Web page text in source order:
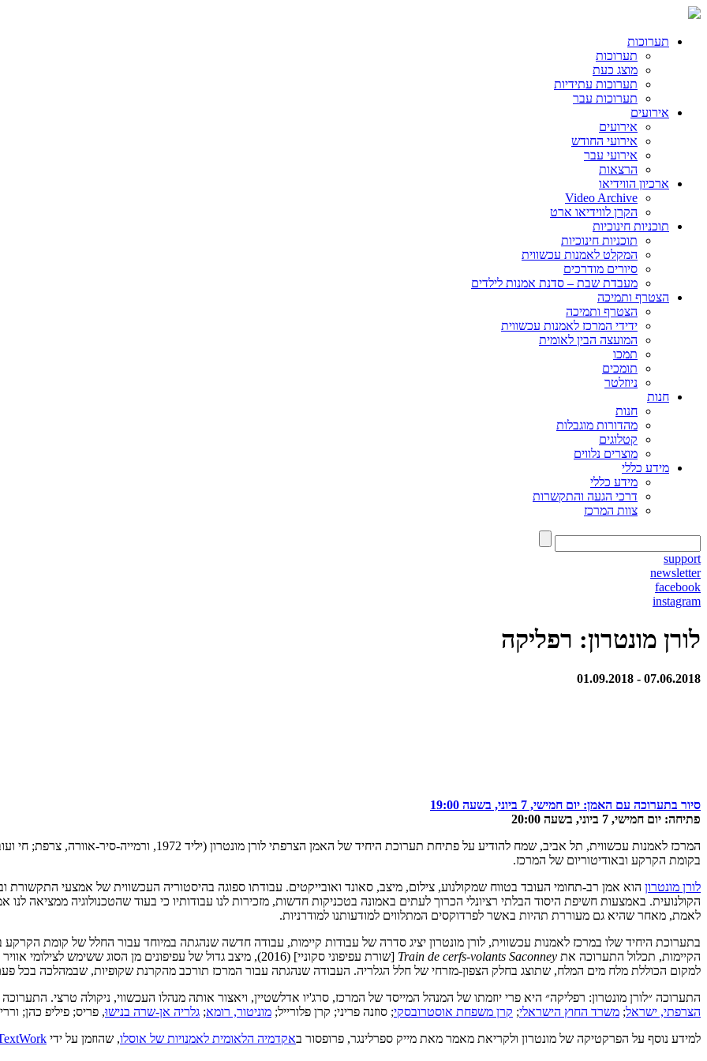
תערוכות
תערוכות
מוצג כעת
תערוכות עתידיות
תערוכות עבר
אירועים
אירועים
אירועי החודש
אירועי עבר
הרצאות
ארכיון הווידיאו
Video Archive
הקרן לווידיאו ארט
תוכניות חינוכיות
תוכניות חינוכיות
המקלט לאמנות עכשווית
סיורים מודרכים
מעבדת שבת – סדנת אמנות לילדים
הצטרף ותמיכה
הצטרף ותמיכה
ידידי המרכז לאמנות עכשווית
המועצה הבין לאומית
תמכו
תומכים
ניוזלטר
חנות
חנות
מהדורות מוגבלות
קטלוגים
מוצרים נלווים
מידע כללי
מידע כללי
דרכי הגעה והתקשרות
צוות המרכז
support
newsletter
facebook
instagram
לורן מונטרון: רפליקה
07.06.2018 - 01.09.2018
סיור בתערוכה עם האמן: יום חמישי, 7 ביוני, בשעה 19:00
פתיחה: יום חמישי, 7 ביוני, בשעה 20:00
המרכז לאמנות עכשווית, תל אביב, שמח להודיע על פתיחת תערוכת
בקומת הקרקע ובאודיטוריום של המרכז.
לורן מונטרון הוא אמן רב-תחומי העובד בטווח שמקולנוע, צילום, מיצב, סאונד ואובייקטים. עבודתו ספוגה בהיסטוריה העכשווית של אמצעי
הקולנועית. באמצעות חשיפת היסוד הבלתי רציונלי הכרוך לעתים באמונה בטכניקות חדשות, מזכירות לנו עבודותיו כי בעוד שהטכנולוגיה ממציאה
לאמת, מאחר שהיא גם מעוררת תהיות באשר לפרדוקסים המתלווים למודעותנו למודרניות.
בתערוכת היחיד שלו במרכז לאמנות עכשווית, לורן מונטרון יציג סדרה של עבודות קיימות, עבודה חדשה שנהגתה במיוחד עבור החלל של קומת הקרקע
הקיימות, תכלול התערוכה את Train de cerfs-volants Saconney [שורת עפיפוני סקוניי] (2016), מיצב גדול של עפיפונים מן הסוג ששימש לצילומי אוויר במלחמת העולם ה-I, ואת
למקום הכוללת מלח מים המלח, שתוצג בחלק הצפון-מזרחי של חלל הגלריה. העבודה שנהגתה עבור המרכז תורכב מהקרנת שקופיות, שבמהלכה בכל
התערוכה ״לורן מונטרון: רפליקה״ היא פרי יוזמתו של המנהל המייסד של המרכז, סרג'יו אדלשטיין, ויאצור אותה מנהלו העכשווי, ניקולה טרצי.
הצרפתי, ישראל; משרד החוץ הישראלי; קרן משפחת אוסטרובסקי; סוזנה פריני; קרן פלורייל; מוניטור, רומא; גלריה אן-שרה בנישוּ, פריס; פיליפ כהן;
למידע נוסף על הפרקטיקה של מונטרון ולקריאת מאמר מאת מייק ספרלינגר, פרופסור באקדמיה הלאומית לאמנויות של אוסלו, שהוזמן על ידי